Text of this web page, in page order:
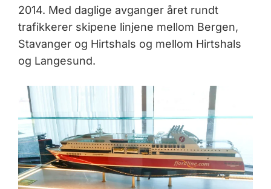
2014. Med daglige avganger året rundt
trafikkerer skipene linjene mellom Bergen,
Stavanger og Hirtshals og mellom Hirtshals
og Langesund.